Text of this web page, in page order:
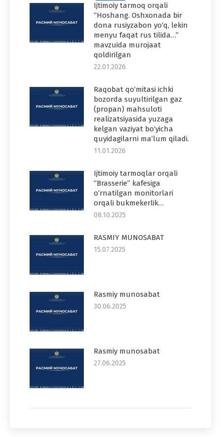
Ijtimoiy tarmoq orqali
“Hoshang. Oshxonada bir
dona rusiyzabon yo‘q, lekin
menyu faqat rus tilida…”
mavzuida murojaat
qoldirilgan
22.01.2026
Raqobat qo‘mitasi ichki
bozorda suyultirilgan gaz
(propan) mahsuloti
realizatsiyasida yuzaga
kelgan vaziyat bo‘yicha
quyidagilarni ma’lum qiladi.
11.01.2026
Ijtimoiy tarmoqlar orqali
“Brasserie” kafesiga
o‘rnatilgan monitorlari
orqali bukmekerlik…
08.10.2025
RASMIY MUNOSABAT
15.07.2025
Rasmiy munosabat
30.06.2025
Rasmiy munosabat
27.06.2025